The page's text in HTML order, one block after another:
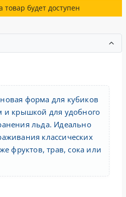
товар будет доступен
форма для кубиков
и крышкой для удобного
льда. Идеально
классических
фруктов, трав, сока или